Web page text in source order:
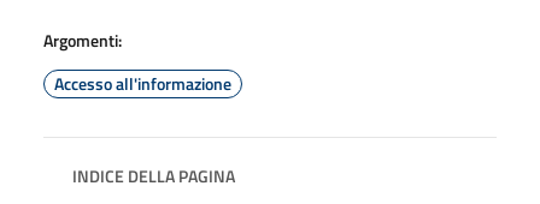
Argomenti:
Accesso all'informazione
INDICE DELLA PAGINA